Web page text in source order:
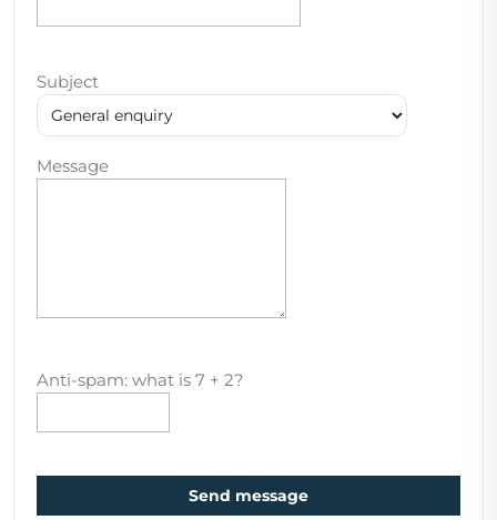
Subject
Message
Anti-spam: what is 7 + 2?
Send message